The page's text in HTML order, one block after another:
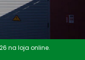
na loja online.